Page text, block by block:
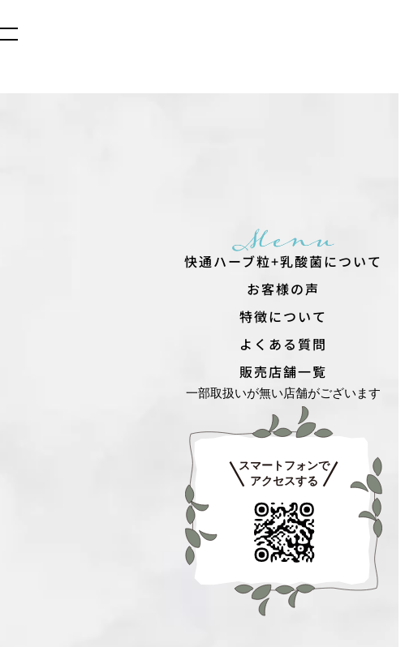
快通ハーブ粒+乳酸菌について
お客様の声
特徴について
よくある質問
販売店舗一覧
一部取扱いが無い店舗がございます